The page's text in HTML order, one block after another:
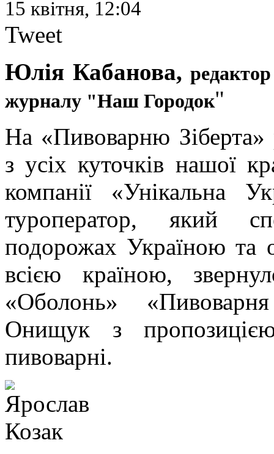
15 квітня, 12:04
Tweet
Юлія Кабанова,
журналу "Наш Городок"
На «Пивоварню Зіберта»
з усіх куточків нашої
компанії «Унікальна
туроператор, який
подорожах Україною та
всією країною,
«Оболонь»
Онищук з
пивоварні.